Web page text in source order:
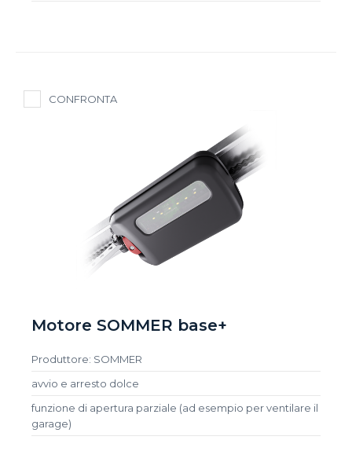
CONFRONTA
Motore SOMMER base+
Produttore: SOMMER
avvio e arresto dolce
funzione di apertura parziale (ad esempio per ventilare il
garage)